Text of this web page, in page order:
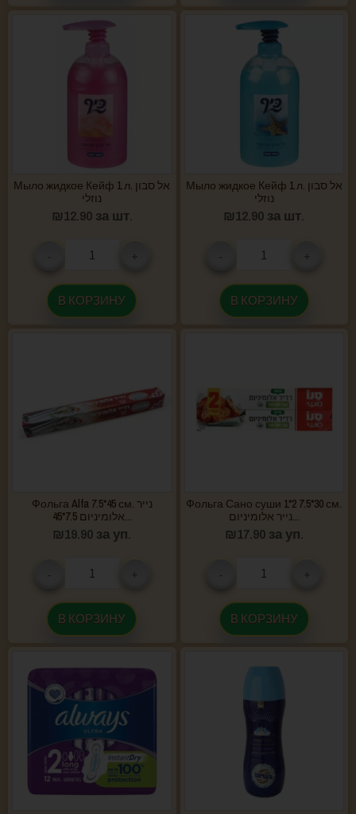
Мыло жидкое Кейф 1 л. אל סבון
נוזלי
₪12.90 за шт.
В КОРЗИНУ
Мыло жидкое Кейф 1 л. אל סבון
נוזלי
₪12.90 за шт.
В КОРЗИНУ
Фольга Alfa 7.5*45 см. נייר
אלומיניום 7.5*45...
₪19.90 за уп.
В КОРЗИНУ
Фольга Сано суши 1*2 7.5*30 см.
נייר אלומיניום...
₪17.90 за уп.
В КОРЗИНУ